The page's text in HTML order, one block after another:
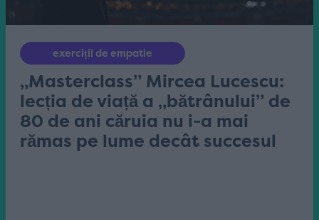
exerciții de empatie
„Masterclass” Mircea Lucescu:
lecția de viață a „bătrânului” de
80 de ani căruia nu i-a mai
rămas pe lume decât succesul